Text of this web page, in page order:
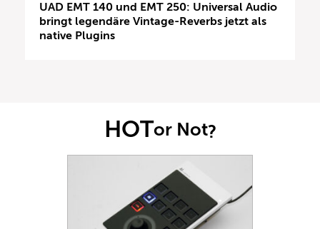
UAD EMT 140 und EMT 250: Universal Audio
bringt legendäre Vintage-Reverbs jetzt als
native Plugins
HOTor Not?